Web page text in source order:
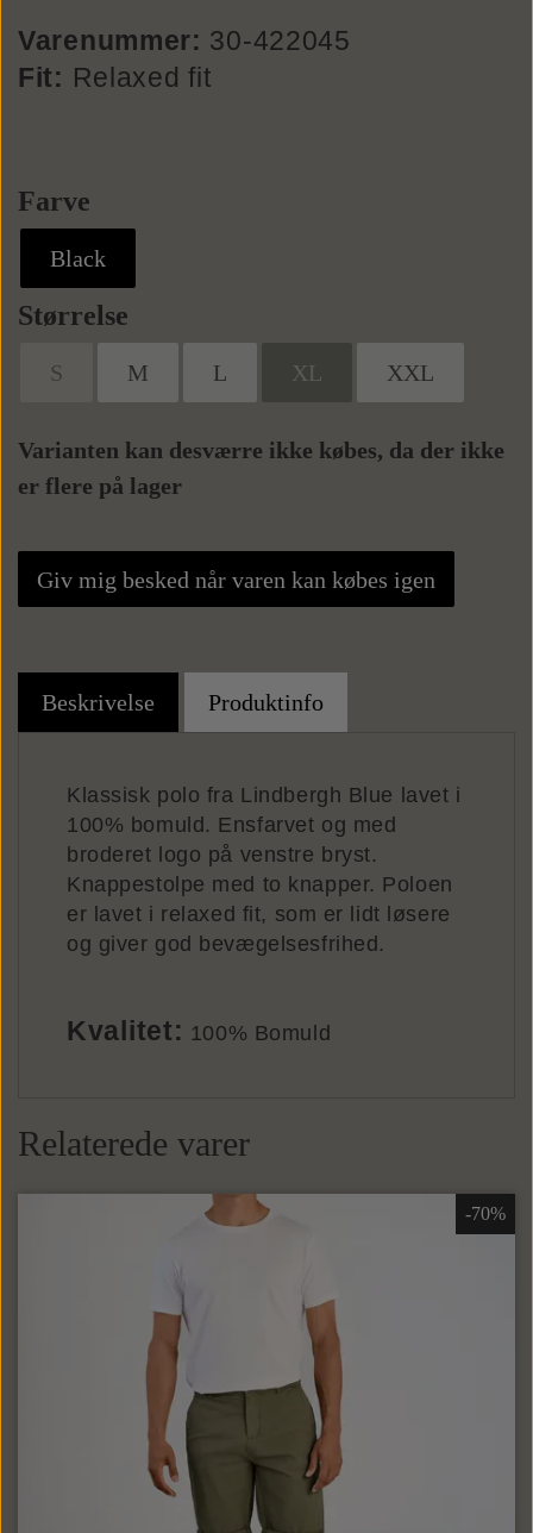
Butterflys
Punge
Varenummer: 30-422045
Fit: Relaxed fit
Farve
Black
Størrelse
S M L XL XXL
Varianten kan desværre ikke købes, da der ikke
er flere på lager
Giv mig besked når varen kan købes igen
Beskrivelse Produktinfo
Klassisk polo fra Lindbergh Blue lavet i
100% bomuld. Ensfarvet og med
broderet logo på venstre bryst.
Knappestolpe med to knapper. Poloen
er lavet i relaxed fit, som er lidt løsere
og giver god bevægelsesfrihed.
Kvalitet: 100% Bomuld
Relaterede varer
-70%